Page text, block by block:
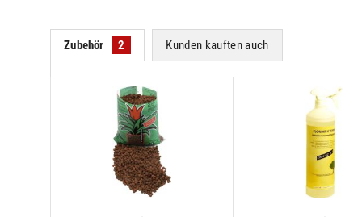
Zubehör 2 Kunden kauften auch